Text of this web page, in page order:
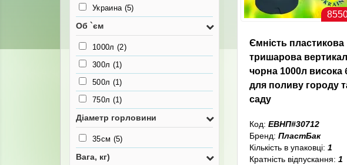
Украина (5)
Об `єм
1000л (2)
300л (1)
500л (1)
750л (1)
Діаметр горловини
35см (5)
Вага, кг)
Ємність пластикова
тришарова
чорна 1000л висока
для поливу городу
саду
Код: ЕВНП#30712
Бренд: ПластБак
Кількість в упаковці: 1
Кратність відпускання: 1